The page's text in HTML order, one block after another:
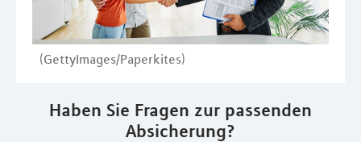
(GettyImages/Paperkites)
Haben Sie Fragen zur passenden
Absicherung?